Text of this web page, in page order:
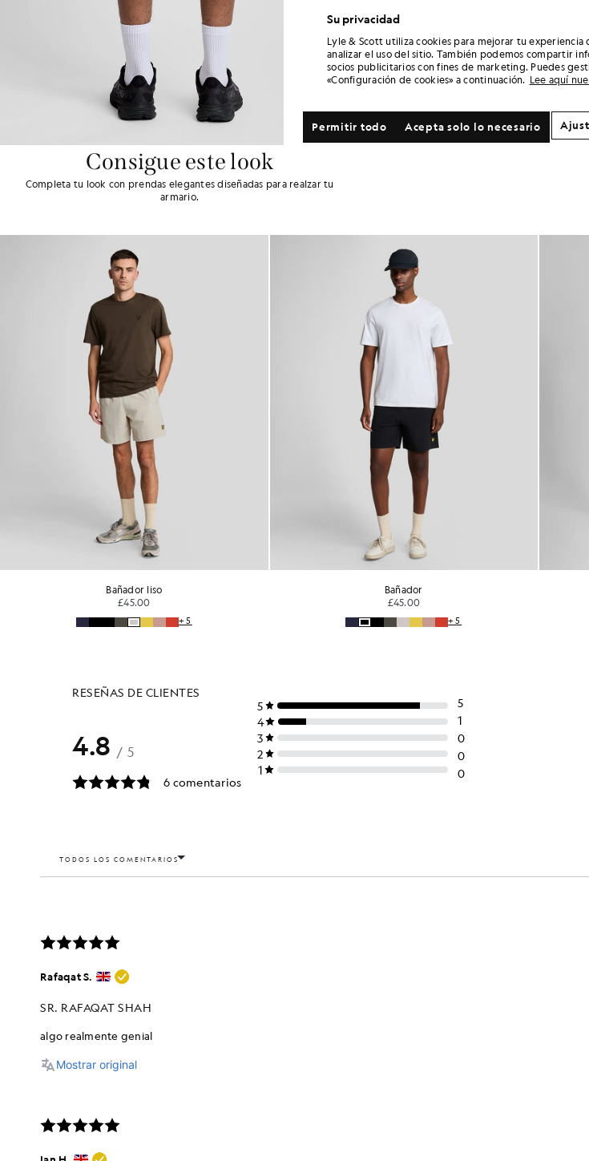
Consigue este look
Completa tu look con prendas elegantes diseñadas para realzar tu
armario.
Bañador liso
£45.00
+5
Bañador
£45.00
+5
Su privacidad
Lyle & Scott utiliza cookies para mejorar tu
analizar el uso del sitio. También podemos compartir
socios publicitarios con fines de marketing. Puedes
«Configuración de cookies» a continuación. Lee aquí
Acepta solo lo necesario
Permitir todo